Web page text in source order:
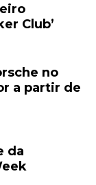
Club’
no
a partir de
da